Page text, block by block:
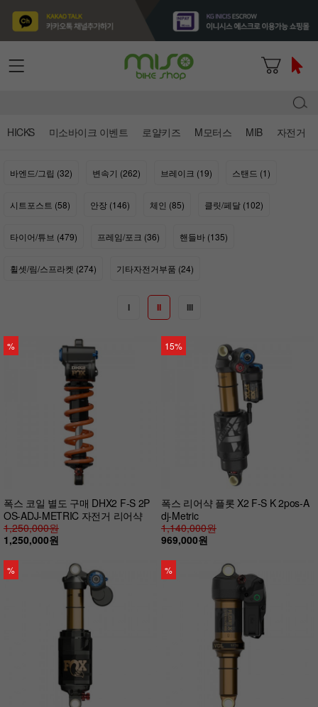
HICKS 미소바이크 이벤트 로얄키즈 M모터스 MIB 자전거
바엔드/그립 (32) 변속기 (262) 브레이크 (19) 스탠드 (1)
시트포스트 (58) 안장 (146) 체인 (85) 클릿/페달 (102)
타이어/튜브 (479) 프레임/포크 (36) 핸들바 (135)
휠셋/림/스프라켓 (274) 기타자전거부품 (24)
I II III
%
폭스 코일 별도 구매 DHX2 F-S 2P
OS-ADJ-METRIC 자전거 리어샥
1,250,000원
1,250,000원
15%
폭스 리어샥 플롯 X2 F-S K 2pos-A
dj-Metric
1,140,000원
969,000원
% %